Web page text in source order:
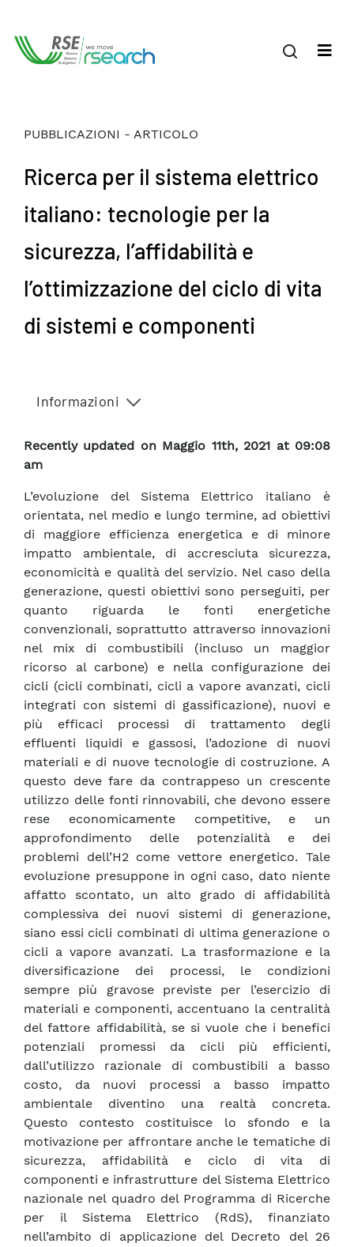
PUBBLICAZIONI - ARTICOLO
Ricerca per il sistema elettrico
italiano: tecnologie per la
sicurezza, l’affidabilità e
l’ottimizzazione del ciclo di vita
di sistemi e componenti
Informazioni
Recently updated on Maggio 11th, 2021 at 09:08
am
L’evoluzione del Sistema Elettrico italiano è
orientata, nel medio e lungo termine, ad obiettivi
di maggiore efficienza energetica e di minore
impatto ambientale, di accresciuta sicurezza,
economicità e qualità del servizio. Nel caso della
generazione, questi obiettivi sono perseguiti, per
quanto riguarda le fonti energetiche
convenzionali, soprattutto attraverso innovazioni
nel mix di combustibili (incluso un maggior
ricorso al carbone) e nella configurazione dei
cicli (cicli combinati, cicli a vapore avanzati, cicli
integrati con sistemi di gassificazione), nuovi e
più efficaci processi di trattamento degli
effluenti liquidi e gassosi, l’adozione di nuovi
materiali e di nuove tecnologie di costruzione. A
questo deve fare da contrappeso un crescente
utilizzo delle fonti rinnovabili, che devono essere
rese economicamente competitive, e un
approfondimento delle potenzialità e dei
problemi dell’H2 come vettore energetico. Tale
evoluzione presuppone in ogni caso, dato niente
affatto scontato, un alto grado di affidabilità
complessiva dei nuovi sistemi di generazione,
siano essi cicli combinati di ultima generazione o
cicli a vapore avanzati. La trasformazione e la
diversificazione dei processi, le condizioni
sempre più gravose previste per l’esercizio di
materiali e componenti, accentuano la centralità
del fattore affidabilità, se si vuole che i benefici
potenziali promessi da cicli più efficienti,
dall’utilizzo razionale di combustibili a basso
costo, da nuovi processi a basso impatto
ambientale diventino una realtà concreta.
Questo contesto costituisce lo sfondo e la
motivazione per affrontare anche le tematiche di
sicurezza, affidabilità e ciclo di vita di
componenti e infrastrutture del Sistema Elettrico
nazionale nel quadro del Programma di Ricerche
per il Sistema Elettrico (RdS), finanziato
nell’ambito di applicazione del Decreto del 26